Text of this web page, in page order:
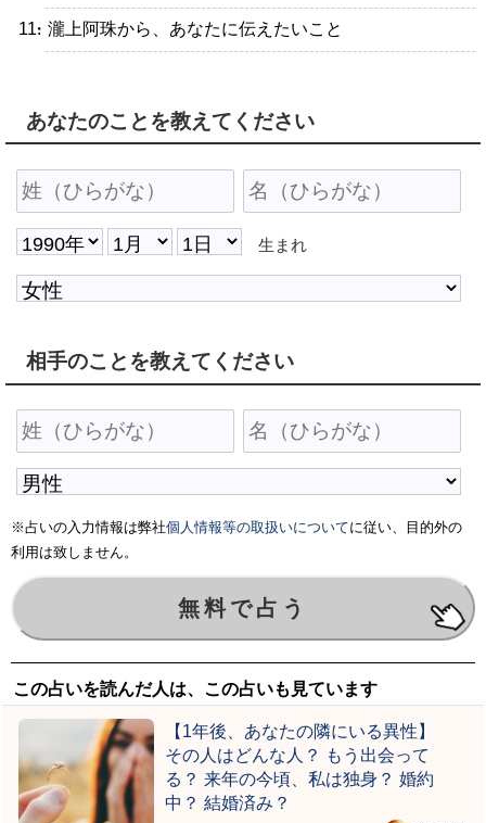
・瀧上阿珠から、あなたに伝えたいこと
あなたのことを教えてください
生まれ
相手のことを教えてください
※占いの入力情報は弊社個人情報等の取扱いについてに従い、目的外の
利用は致しません。
この占いを読んだ人は、この占いも見ています
【1年後、あなたの隣にいる異性】
その人はどんな人？ もう出会って
る？ 来年の今頃、私は独身？ 婚約
中？ 結婚済み？